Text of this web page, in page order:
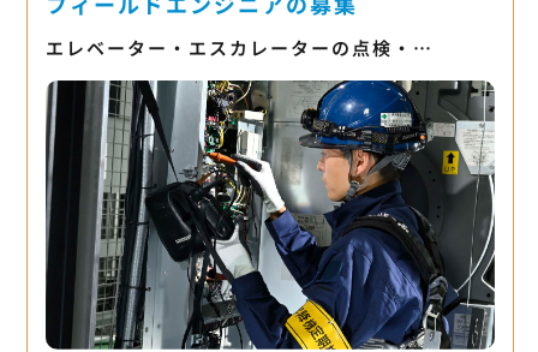
エレベーター・エスカレーターの点検・…